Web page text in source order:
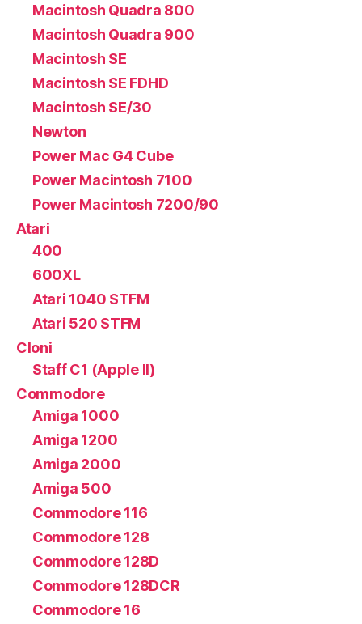
Macintosh Quadra 800
Macintosh Quadra 900
Macintosh SE
Macintosh SE FDHD
Macintosh SE/30
Newton
Power Mac G4 Cube
Power Macintosh 7100
Power Macintosh 7200/90
Atari
400
600XL
Atari 1040 STFM
Atari 520 STFM
Cloni
Staff C1 (Apple II)
Commodore
Amiga 1000
Amiga 1200
Amiga 2000
Amiga 500
Commodore 116
Commodore 128
Commodore 128D
Commodore 128DCR
Commodore 16